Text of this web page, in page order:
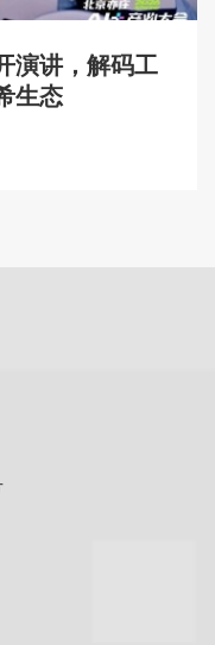
演讲，解码工
生态